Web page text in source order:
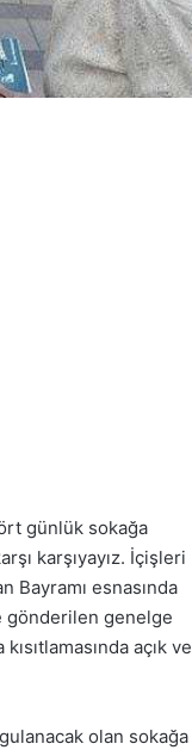
günlük sokağa
karşıyayız. İçişleri
Bayramı esnasında
gönderilen genelge
açık ve
olan sokağa